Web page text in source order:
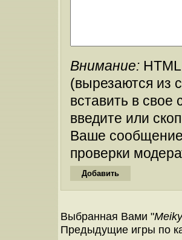
Внимание:
(вырезаются из
вставить в
введите или
Ваше
проверки
Выбранная Вами "
Предыдущие игры по